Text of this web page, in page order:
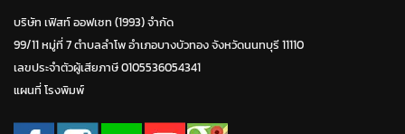
บริษัท เฟิสท์ ออฟเซท (1993) จำกัด
99/11 หมู่ที่ 7 ตำบลลำโพ อำเภอบางบัวทอง จังหวัดนนทบุรี 11110
เลขประจำตัวผู้เสียภาษี 0105536054341
แผนที่ โรงพิมพ์